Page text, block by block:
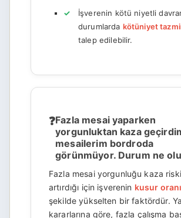
İşverenin kötü niyetli
durumlarda kötüniyet
talep edilebilir.
Fazla mesai yaparken
yorgunluktan kaza
mesailerim bordroda
görünmüyor. Durum ne
Fazla mesai yorgunluğu kaza
artırdığı için işverenin kusur
şekilde yükselten bir faktördür.
kararlarına göre, fazla çalışma